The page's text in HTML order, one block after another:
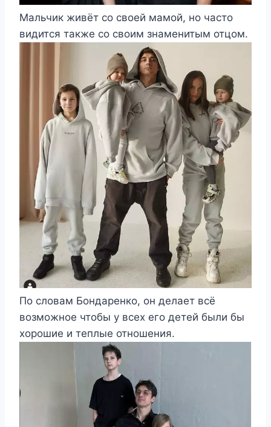
Мальчик живёт со своей мамой, но часто
видится также со своим знаменитым отцом.
По словам Бондаренко, он делает всё
возможное чтобы у всех его детей были бы
хорошие и теплые отношения.